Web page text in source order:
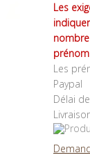
Les
Les
Paypal
Délai